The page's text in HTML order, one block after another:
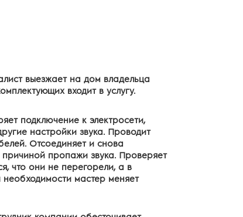
выезжает на дом владельца
входит в услугу.
подключение к электросети,
настройки звука. Проводит
Отсоединяет и снова
пропажи звука. Проверяет
что они не перегорели, а в
мастер меняет